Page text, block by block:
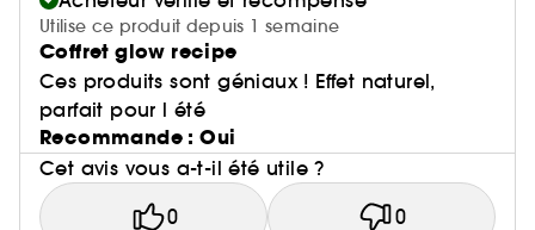
Utilise ce produit depuis 1 semaine
Coffret glow recipe
Ces produits sont géniaux ! Effet naturel,
parfait pour l été
Recommande : Oui
Cet avis vous a-t-il été utile ?
0 0